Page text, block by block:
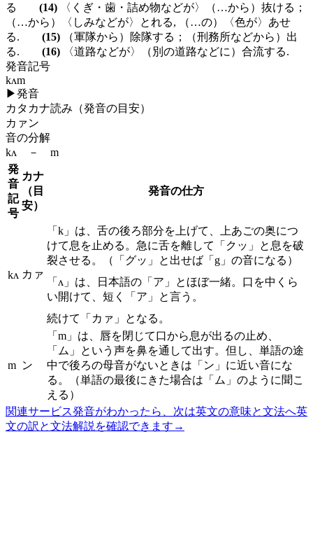
る (14) 〈くぎ・歯・詰め物などが〉（…から）抜ける；
（…から）〈しみなどが〉とれる, （…の）〈色が〉あせ
る. (15) （軍隊から）除隊する；（刑務所などから）出
る. (16) 〈道路などが〉（別の道路などに）合流する.
発音記号
kʌm
▶発音
カタカナ読み（発音の目安）
カァン
音の分解
kʌ － m
発
音
記
号
カナ
（目
安）
発音の仕方
kʌ カァ
「k」は、舌の後ろ部分を上げて、上あごの奥につ
けて息を止める。急に舌を離して「クッ」と息を破
裂させる。（「グッ」と出せば「g」の音になる）
「ʌ」は、日本語の「ア」とほぼ一緒。口を中くら
い開けて、短く「ア」と言う。
続けて「カァ」となる。
m ン
「m」は、唇を閉じて口から息が出るの止め、
「ム」という声を鼻を通して出す。但し、単語の途
中で後ろの母音がないときは「ン」に近い音にな
る。（単語の最後にきた場合は「ム」のように聞こ
える）
関連サービス発音がわかったら、次は英文の意味と文法へ英
文の訳と文法解説を確認できます →